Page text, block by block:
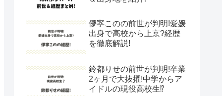
儚寧このの前世が判明!愛媛
出身で高校から上京?経歴
を徹底解説!
鈴都りせの前世が判明!卒業
2ヶ月で大抜擢!中学からア
イドルの現役高校生⁉︎